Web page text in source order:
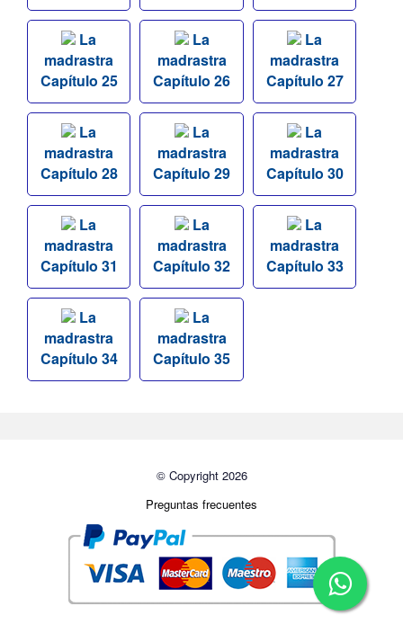
La
madrastra
Capítulo 25
La
madrastra
Capítulo 26
La
madrastra
Capítulo 27
La
madrastra
Capítulo 28
La
madrastra
Capítulo 29
La
madrastra
Capítulo 30
La
madrastra
Capítulo 31
La
madrastra
Capítulo 32
La
madrastra
Capítulo 33
La
madrastra
Capítulo 34
La
madrastra
Capítulo 35
© Copyright 2026
Preguntas frecuentes